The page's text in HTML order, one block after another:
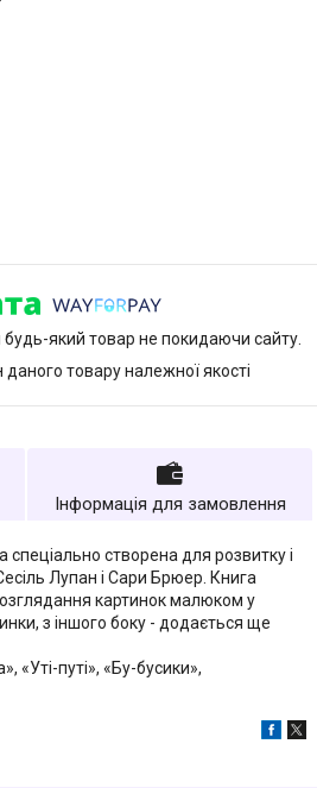
будь-який товар не покидаючи сайту.
товару належної якості
Інформація для замовлення
створена для розвитку і
Лупан і Сари Брюер. Книга
картинок малюком у
з іншого боку - додається ще
«Уті-путі», «Бу-бусики»,